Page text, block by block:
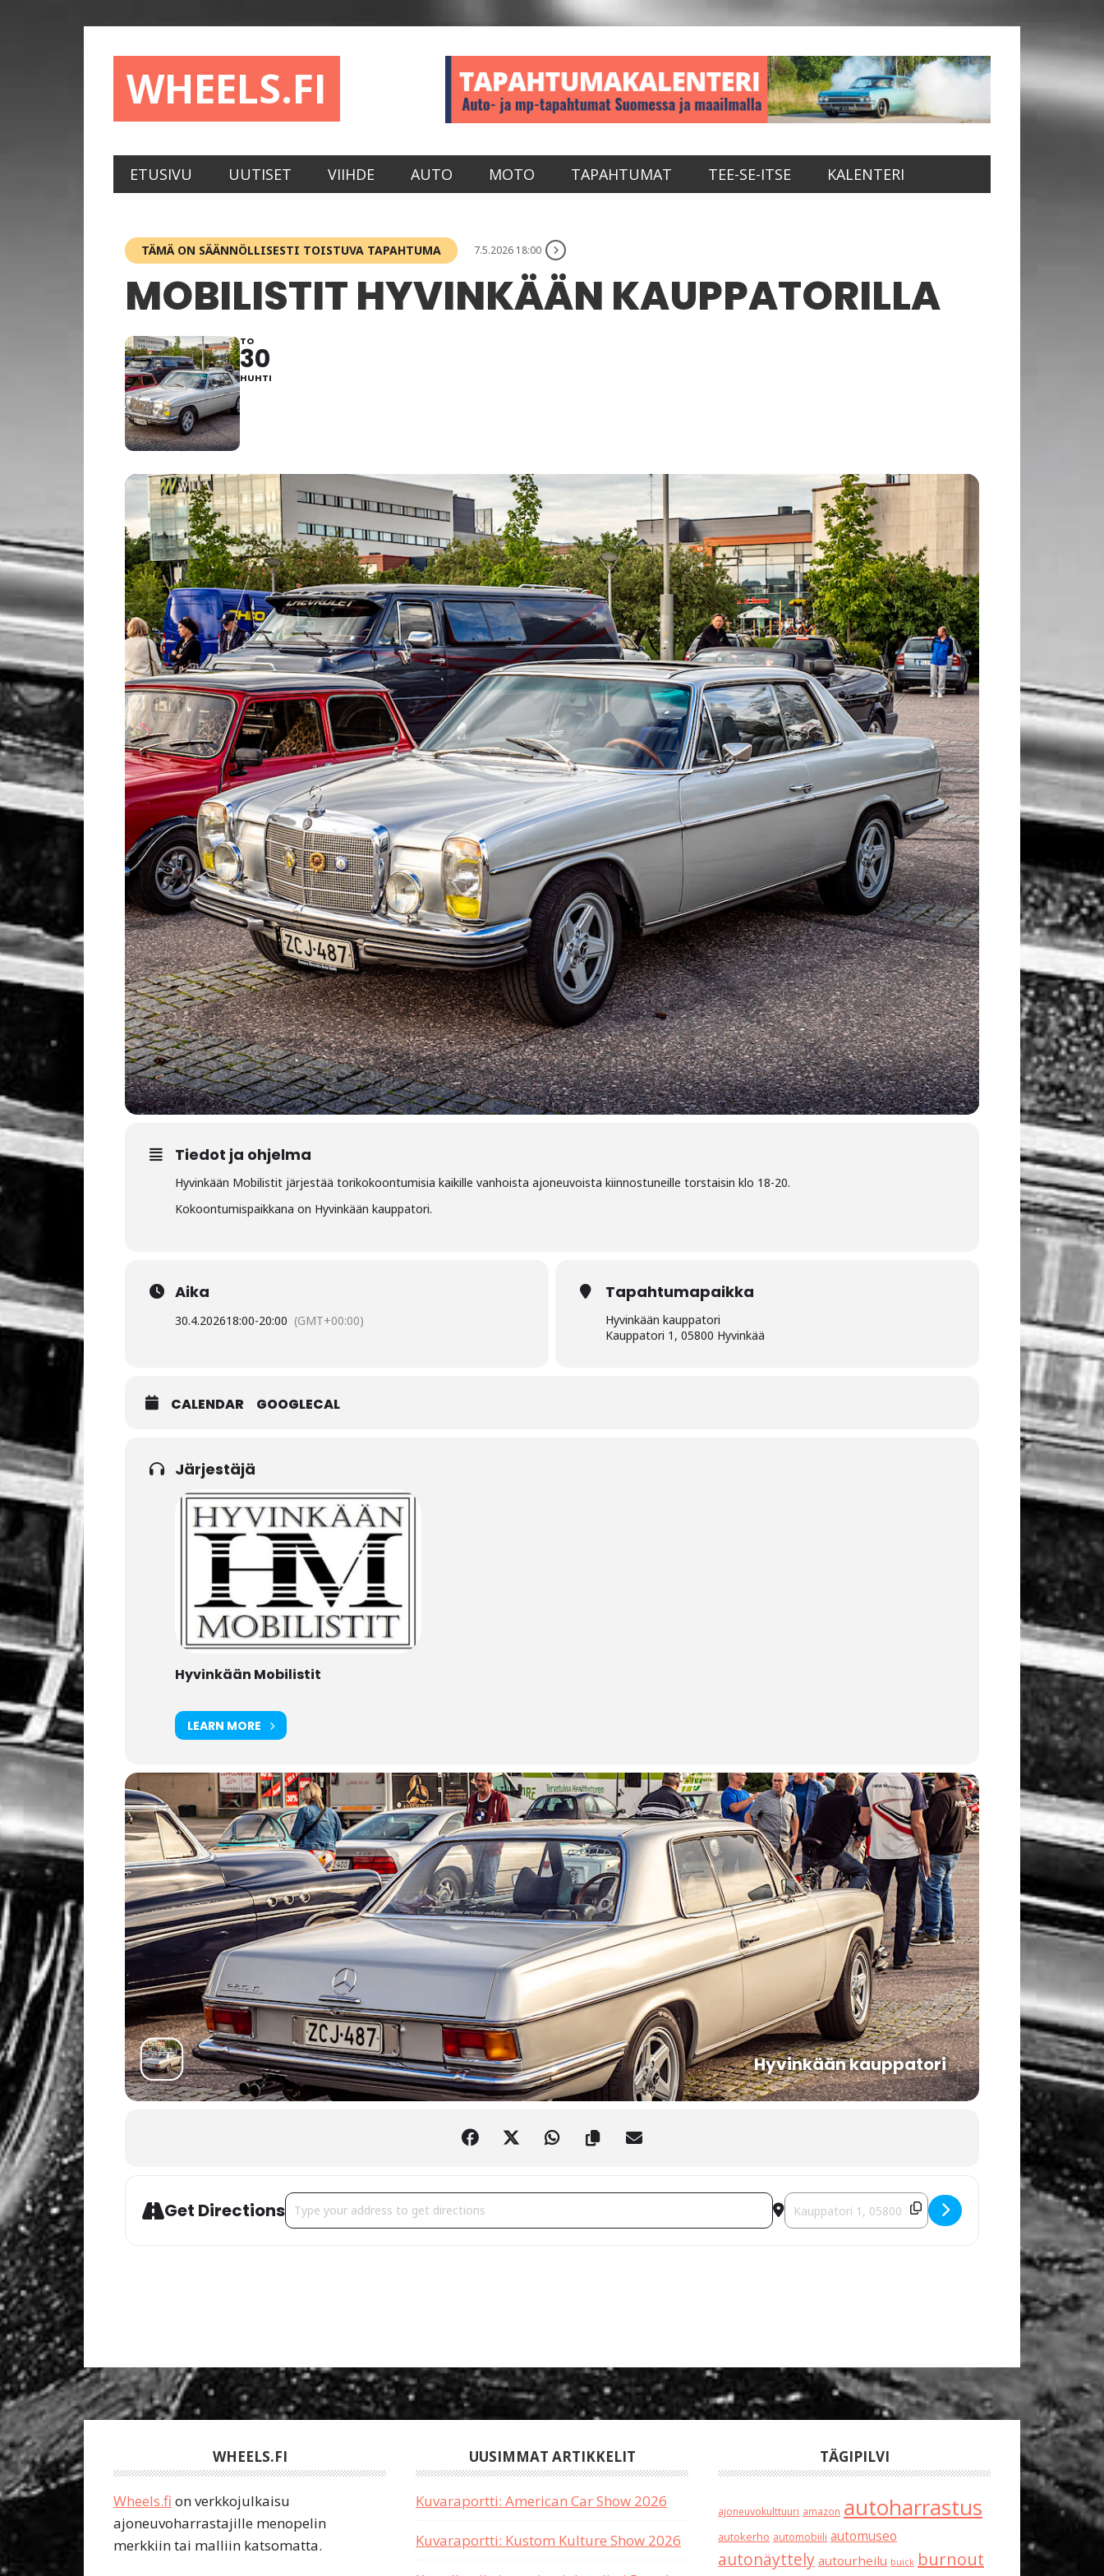
alatunnisteeseen
WHEELS.FI
ETUSIVU UUTISET VIIHDE AUTO MOTO TAPAHTUMAT TEE-SE-ITSE KALENTERI
TÄMÄ ON SÄÄNNÖLLISESTI TOISTUVA TAPAHTUMA 7.5.2026 18:00
MOBILISTIT HYVINKÄÄN KAUPPATORILLA
TO
30
HUHTI
Tiedot ja ohjelma
Hyvinkään Mobilistit järjestää torikokoontumisia kaikille vanhoista ajoneuvoista kiinnostuneille torstaisin klo 18-20.
Kokoontumispaikkana on Hyvinkään kauppatori.
Aika
30.4.202618:00-20:00 (GMT+00:00)
Tapahtumapaikka
Hyvinkään kauppatori
Kauppatori 1, 05800 Hyvinkää
CALENDAR GOOGLECAL
Järjestäjä
Hyvinkään Mobilistit
LEARN MORE
Hyvinkään kauppatori
Get DirectionsAddress - Mobilistit Hyvinkään kauppatorilla [ZRcQhHnQ5] Destination Address - Mobilistit Hyvinkään kauppatorilla
WHEELS.FI
Wheels.fi on verkkojulkaisu
ajoneuvoharrastajille menopelin
merkkiin tai malliin katsomatta.
UUSIMMAT ARTIKKELIT
Kuvaraportti: American Car Show 2026
Kuvaraportti: Kustom Kulture Show 2026
TÄGIPILVI
ajoneuvokulttuuri amazon autoharrastus
autokerho automobiili automuseo
autonäyttely autourheilu buick burnout